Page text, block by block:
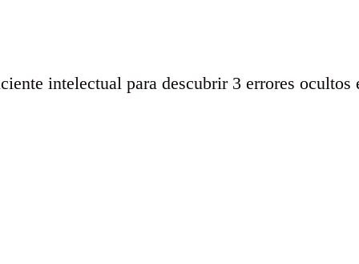
intelectual para descubrir 3 errores ocultos